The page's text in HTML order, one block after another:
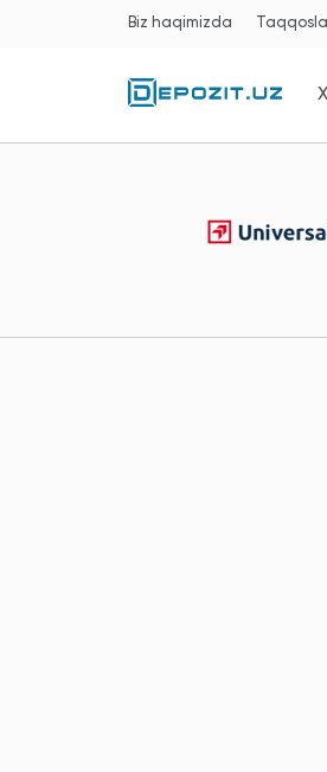
Biz haqimizda